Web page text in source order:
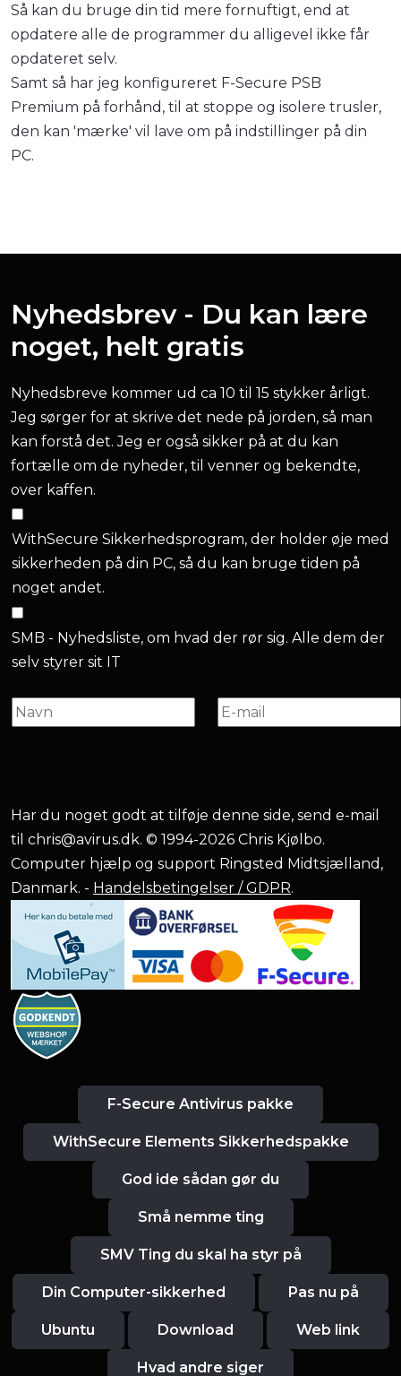
Så kan du bruge din tid mere fornuftigt, end at
opdatere alle de programmer du alligevel ikke får
opdateret selv.
Samt så har jeg konfigureret F-Secure PSB
Premium på forhånd, til at stoppe og isolere trusler,
den kan 'mærke' vil lave om på indstillinger på din
PC.
Nyhedsbrev - Du kan lære
noget, helt gratis
Nyhedsbreve kommer ud ca 10 til 15 stykker årligt.
Jeg sørger for at skrive det nede på jorden, så man
kan forstå det. Jeg er også sikker på at du kan
fortælle om de nyheder, til venner og bekendte,
over kaffen.
WithSecure Sikkerhedsprogram, der holder øje med
sikkerheden på din PC, så du kan bruge tiden på
noget andet.
SMB - Nyhedsliste, om hvad der rør sig. Alle dem der
selv styrer sit IT
Har du noget godt at tilføje denne side, send e-mail
til chris@avirus.dk. © 1994-2026 Chris Kjølbo.
Computer hjælp og support Ringsted Midtsjælland,
Danmark. - Handelsbetingelser / GDPR.
F-Secure Antivirus pakke
WithSecure Elements Sikkerhedspakke
God ide sådan gør du
Små nemme ting
SMV Ting du skal ha styr på
Din Computer-sikkerhed Pas nu på
Ubuntu Download Web link
Hvad andre siger